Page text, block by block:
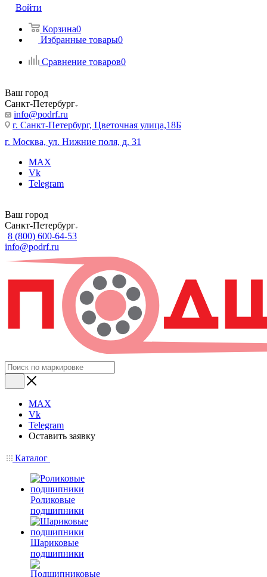
Войти
Корзина0
Избранные товары0
Сравнение товаров0
Ваш город
Санкт-Петербург
info@podrf.ru
г. Санкт-Петербург, Цветочная улица,18Б
г. Москва, ул. Нижние поля, д. 31
MAX
Vk
Telegram
Ваш город
Санкт-Петербург
8 (800) 600-64-53
info@podrf.ru
MAX
Vk
Telegram
Оставить заявку
Каталог
Роликовые
подшипники
Шариковые
подшипники